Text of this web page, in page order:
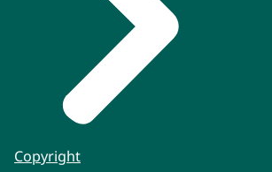
Copyright